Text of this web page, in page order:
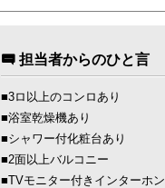
担当者からのひと言
■3ロ以上のコンロあり
■浴室乾燥機あり
■シャワー付化粧台あり
■2面以上バルコニー
■TVモニター付きインターホン